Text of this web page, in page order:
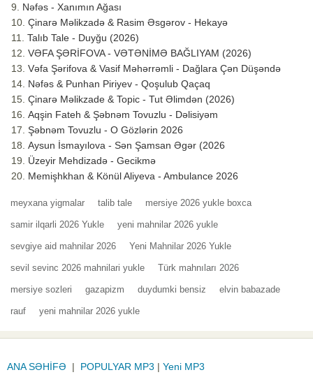
Nəfəs - Xanımın Ağası
Çinarə Məlikzadə & Rasim Əsgərov - Hekayə
Talıb Tale - Duyğu (2026)
VƏFA ŞƏRİFOVA - VƏTƏNİMƏ BAĞLIYAM (2026)
Vəfa Şərifova & Vasif Məhərrəmli - Dağlara Çən Düşəndə
Nəfəs & Punhan Piriyev - Qoşulub Qaçaq
Çinarə Məlikzade & Topic - Tut Əlimdən (2026)
Aqşin Fateh & Şəbnəm Tovuzlu - Dəlisiyəm
Şəbnəm Tovuzlu - O Gözlərin 2026
Aysun İsmayılova - Sən Şamsan Əgər (2026
Üzeyir Mehdizadə - Gecikmə
Memişhkhan & Könül Aliyeva - Ambulance 2026
meyxana yigmalar talib tale mersiye 2026 yukle boxca
samir ilqarli 2026 Yukle yeni mahnilar 2026 yukle
sevgiye aid mahnilar 2026 Yeni Mahnilar 2026 Yukle
sevil sevinc 2026 mahnilari yukle Türk mahnıları 2026
mersiye sozleri gazapizm duydumki bensiz elvin babazade
rauf yeni mahnilar 2026 yukle
ANA SƏHİFƏ | POPULYAR MP3 | Yeni MP3